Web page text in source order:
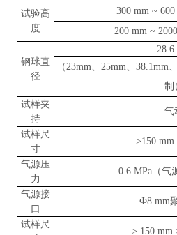
试验高
度
300 mm~ 600
200 mm ~
钢球直
径
28.6
（23mm、25mm、38.1mm
制
试样夹
持
气
试样尺
寸
>150
气源压
力
0.6 MPa（气
气源接
口
Ф8 mm
试样尺
> 150 mm